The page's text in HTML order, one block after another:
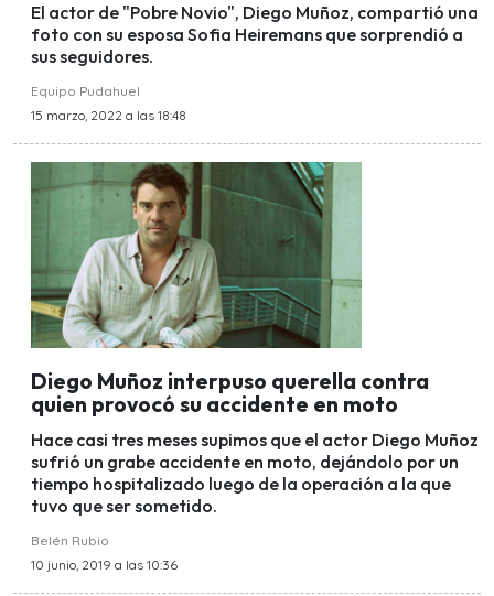
El actor de "Pobre Novio", Diego Muñoz, compartió una
foto con su esposa Sofia Heiremans que sorprendió a
sus seguidores.
Equipo Pudahuel
15 marzo, 2022 a las 18:48
Diego Muñoz interpuso querella contra
quien provocó su accidente en moto
Hace casi tres meses supimos que el actor Diego Muñoz
sufrió un grabe accidente en moto, dejándolo por un
tiempo hospitalizado luego de la operación a la que
tuvo que ser sometido.
Belén Rubio
10 junio, 2019 a las 10:36